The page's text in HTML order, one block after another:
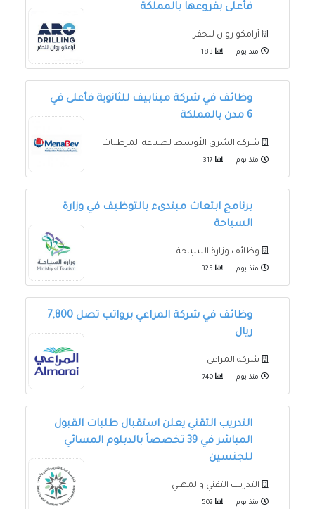
فأعلى بفروعها بالمملكة
أرامكو روان للحفر
منذ يوم
وظائف في شركة مينابيف للثانوية فأعلى في
6 مدن بالمملكة
شركة الشرق الأوسط لصناعة المرطبات
منذ يوم
برنامج ابتعاث مبتدىء بالتوظيف في وزارة
السياحة
وظائف وزارة السياحة
منذ يوم
وظائف في شركة المراعي برواتب تصل 7,800
ريال
شركة المراعي
منذ يوم
التدريب التقني يعلن استقبال طلبات القبول
المباشر في 39 تخصصاً بالدبلوم المسائي
للجنسين
التدريب التقني والمهني
منذ يوم